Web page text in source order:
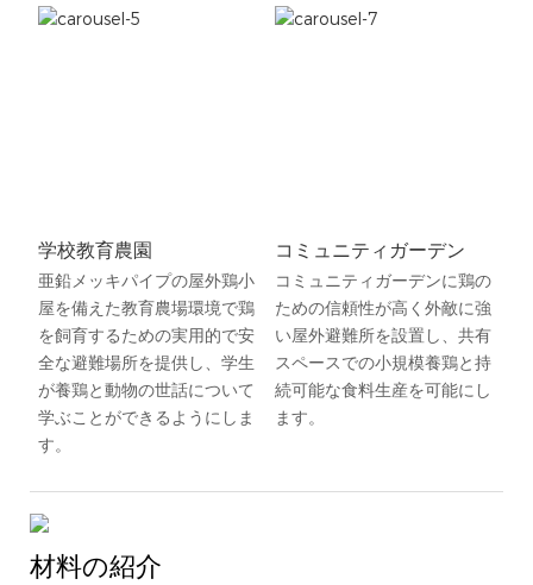
学校教育農園
亜鉛メッキパイプの屋外鶏小
屋を備えた教育農場環境で鶏
を飼育するための実用的で安
全な避難場所を提供し、学生
が養鶏と動物の世話について
学ぶことができるようにしま
す。
コミュニティガーデン
コミュニティガーデンに鶏の
ための信頼性が高く外敵に強
い屋外避難所を設置し、共有
スペースでの小規模養鶏と持
続可能な食料生産を可能にし
ます。
材料の紹介